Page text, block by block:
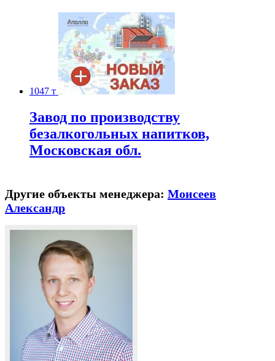
1047 т
Завод по производству
безалкогольных напитков,
Московская обл.
Другие объекты менеджера: Моисеев
Александр